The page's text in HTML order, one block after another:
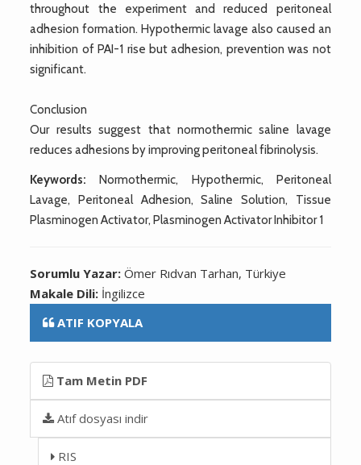
throughout the experiment and reduced peritoneal
adhesion formation. Hypothermic lavage also caused an
inhibition of PAI-1 rise but adhesion, prevention was not
significant.
Conclusion
Our results suggest that normothermic saline lavage
reduces adhesions by improving peritoneal fibrinolysis.
Keywords: Normothermic, Hypothermic, Peritoneal
Lavage, Peritoneal Adhesion, Saline Solution, Tissue
Plasminogen Activator, Plasminogen Activator Inhibitor 1
Sorumlu Yazar:Ömer Rıdvan Tarhan, Türkiye
Makale Dili: İngilizce
ATIF KOPYALA
Tam Metin PDF
Atıf dosyası indir
RIS